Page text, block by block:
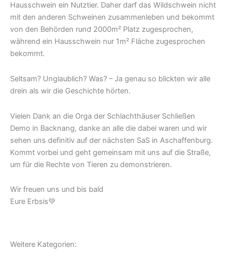
Hausschwein ein Nutztier. Daher darf das Wildschwein nicht
mit den anderen Schweinen zusammenleben und bekommt
von den Behörden rund 2000m² Platz zugesprochen,
während ein Hausschwein nur 1m² Fläche zugesprochen
bekommt.
Seltsam? Unglaublich? Was? – Ja genau so blickten wir alle
drein als wir die Geschichte hörten.
Vielen Dank an die Orga der Schlachthäuser Schließen
Demo in Backnang, danke an alle die dabei waren und wir
sehen uns definitiv auf der nächsten SaS in Aschaffenburg.
Kommt vorbei und geht gemeinsam mit uns auf die Straße,
um für die Rechte von Tieren zu demonstrieren.
Wir freuen uns und bis bald
Eure Erbsis💚
Weitere Kategorien: